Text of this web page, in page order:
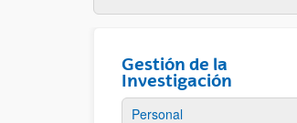
Gestión de la
Investigación
Personal